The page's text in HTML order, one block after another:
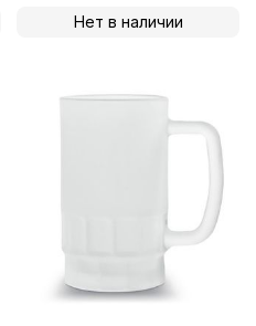
Нет в наличии